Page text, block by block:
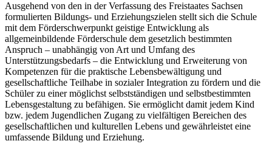
Ausgehend von den in der Verfassung des Freistaates Sachsen
formulierten Bildungs- und Erziehungszielen stellt sich die Schule
mit dem Förderschwerpunkt geistige Entwicklung als
allgemeinbildende Förderschule dem gesetzlich bestimmten
Anspruch – unabhängig von Art und Umfang des
Unterstützungsbedarfs – die Entwicklung und Erweiterung von
Kompetenzen für die praktische Lebensbewältigung und
gesellschaftliche Teilhabe in sozialer Integration zu fördern und die
Schüler zu einer möglichst selbstständigen und selbstbestimmten
Lebensgestaltung zu befähigen. Sie ermöglicht damit jedem Kind
bzw. jedem Jugendlichen Zugang zu vielfältigen Bereichen des
gesellschaftlichen und kulturellen Lebens und gewährleistet eine
umfassende Bildung und Erziehung.